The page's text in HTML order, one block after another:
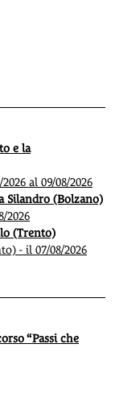
e la
al 09/08/2026
Silandro (Bolzano)
2026
(Trento)
- il 07/08/2026
“Passi che